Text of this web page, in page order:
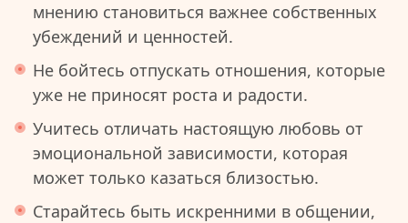
мнению становиться важнее собственных
убеждений и ценностей.
Не бойтесь отпускать отношения, которые
уже не приносят роста и радости.
Учитесь отличать настоящую любовь от
эмоциональной зависимости, которая
может только казаться близостью.
Старайтесь быть искренними в общении,